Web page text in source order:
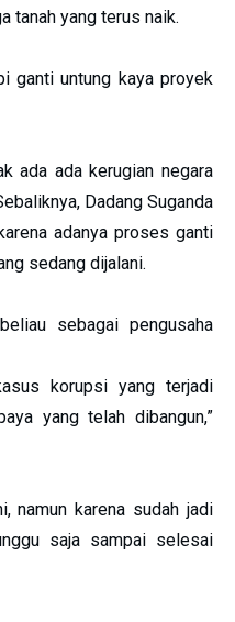
tanah yang terus naik.
ganti untung kaya proyek
ada ada kerugian negara
Dadang Suganda
adanya proses ganti
sedang dijalani.
sebagai pengusaha
korupsi yang terjadi
yang telah dibangun,”
namun karena sudah jadi
saja sampai selesai